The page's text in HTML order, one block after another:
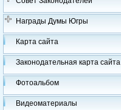
Награды Думы Югры
Карта сайта
Законодательная карта сайта
Фотоальбом
Видеоматериалы